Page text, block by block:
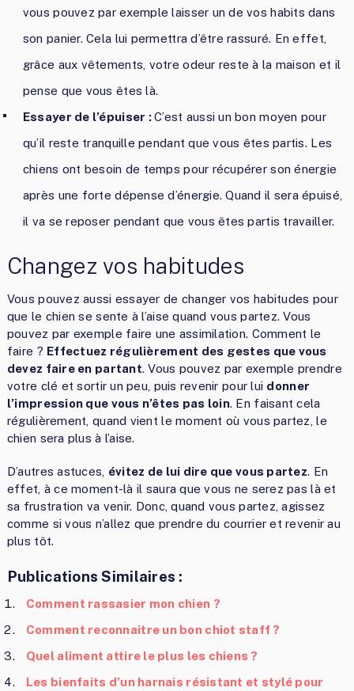
vous pouvez par exemple laisser un de vos habits dans
son panier. Cela lui permettra d’être rassuré. En effet,
grâce aux vêtements, votre odeur reste à la maison et il
pense que vous êtes là.
Essayer de l’épuiser :C’est aussi un bon moyen pour
qu’il reste tranquille pendant que vous êtes partis. Les
chiens ont besoin de temps pour récupérer son énergie
après une forte dépense d’énergie. Quand il sera épuisé,
il va se reposer pendant que vous êtes partis travailler.
Changez vos habitudes
Vous pouvez aussi essayer de changer vos habitudes pour
que le chien se sente à l’aise quand vous partez. Vous
pouvez par exemple faire une assimilation. Comment le
faire ? Effectuez régulièrement des gestes que vous
devez faire en partant. Vous pouvez par exemple prendre
votre clé et sortir un peu, puis revenir pour lui donner
l’impression que vous n’êtes pas loin. En faisant cela
régulièrement, quand vient le moment où vous partez, le
chien sera plus à l’aise.
D’autres astuces, évitez de lui dire que vous partez. En
effet, à ce moment-là il saura que vous ne serez pas là et
sa frustration va venir. Donc, quand vous partez, agissez
comme si vous n’allez que prendre du courrier et revenir au
plus tôt.
Publications Similaires :
Comment rassasier mon chien ?
Comment reconnaitre un bon chiot staff ?
Quel aliment attire le plus les chiens ?
Les bienfaits d’un harnais résistant et stylé pour